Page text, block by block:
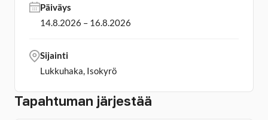
Tapahtuman järjestää
Päiväys
14.8.2026 – 16.8.2026
Sijainti
Lukkuhaka, Isokyrö